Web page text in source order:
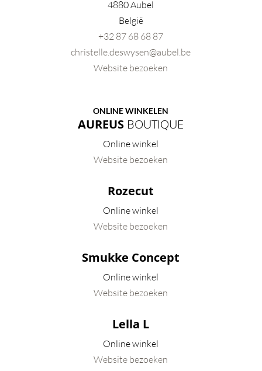
4880 Aubel
België
+32 87 68 68 87
christelle.deswysen@aubel.be
Website bezoeken
ONLINE WINKELEN
AUREUS BOUTIQUE
Online winkel
Website bezoeken
Rozecut
Online winkel
Website bezoeken
Smukke Concept
Online winkel
Website bezoeken
Lella L
Online winkel
Website bezoeken